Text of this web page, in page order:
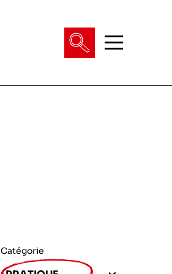
Catégorie